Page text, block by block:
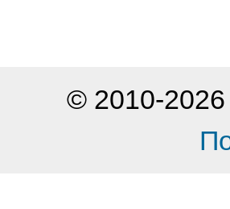
© 2010-